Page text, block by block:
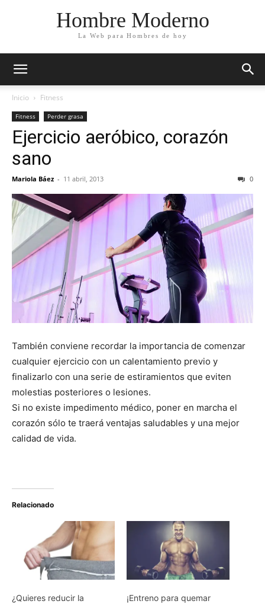
Hombre Moderno
La Web para Hombres de hoy
Inicio Fitness
Fitness Perder grasa
Ejercicio aeróbico, corazón
sano
Mariola Báez - 11 abril, 2013 0
También conviene recordar la importancia de comenzar
cualquier ejercicio con un calentamiento previo y
finalizarlo con una serie de estiramientos que eviten
molestias posteriores o lesiones.
Si no existe impedimento médico, poner en marcha el
corazón sólo te traerá ventajas saludables y una mejor
calidad de vida.
Relacionado
¿Quieres reducir la
¡Entreno para quemar